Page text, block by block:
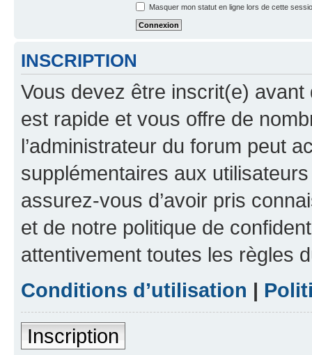
Masquer mon statut en ligne lors de cette
INSCRIPTION
Vous devez être inscrit(e) avant
est rapide et vous offre de
l’administrateur du forum peut
supplémentaires aux
assurez-vous d’avoir pris
et de notre politique de
attentivement toutes les règles
Conditions d’utilisation |
Inscription